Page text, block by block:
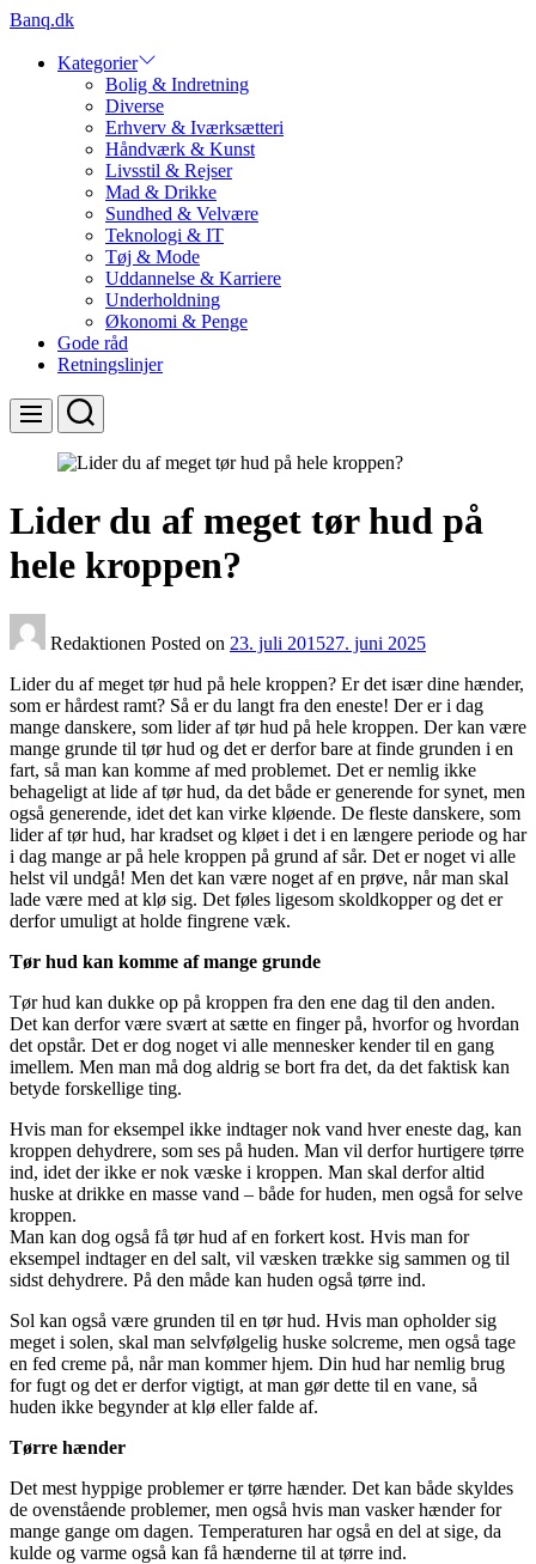
Skip
content
Banq.dk
Kategorier
Bolig & Indretning
Diverse
Erhverv & Iværksætteri
Håndværk & Kunst
Livsstil & Rejser
Mad & Drikke
Sundhed & Velvære
Teknologi & IT
Tøj & Mode
Uddannelse & Karriere
Underholdning
Økonomi & Penge
Gode råd
Retningslinjer
Menu Search
Lider du af meget tør hud på
hele kroppen?
Redaktionen Posted on 23. juli 201527. juni 2025
Lider du af meget tør hud på hele kroppen? Er det især dine hænder,
som er hårdest ramt? Så er du langt fra den eneste! Der er i dag
mange danskere, som lider af tør hud på hele kroppen. Der kan være
mange grunde til tør hud og det er derfor bare at finde grunden i en
fart, så man kan komme af med problemet. Det er nemlig ikke
behageligt at lide af tør hud, da det både er generende for synet, men
også generende, idet det kan virke kløende. De fleste danskere, som
lider af tør hud, har kradset og kløet i det i en længere periode og har
i dag mange ar på hele kroppen på grund af sår. Det er noget vi alle
helst vil undgå! Men det kan være noget af en prøve, når man skal
lade være med at klø sig. Det føles ligesom skoldkopper og det er
derfor umuligt at holde fingrene væk.
Tør hud kan komme af mange grunde
Tør hud kan dukke op på kroppen fra den ene dag til den anden.
Det kan derfor være svært at sætte en finger på, hvorfor og hvordan
det opstår. Det er dog noget vi alle mennesker kender til en gang
imellem. Men man må dog aldrig se bort fra det, da det faktisk kan
betyde forskellige ting.
Hvis man for eksempel ikke indtager nok vand hver eneste dag, kan
kroppen dehydrere, som ses på huden. Man vil derfor hurtigere tørre
ind, idet der ikke er nok væske i kroppen. Man skal derfor altid
huske at drikke en masse vand – både for huden, men også for selve
kroppen.
Man kan dog også få tør hud af en forkert kost. Hvis man for
eksempel indtager en del salt, vil væsken trække sig sammen og til
sidst dehydrere. På den måde kan huden også tørre ind.
Sol kan også være grunden til en tør hud. Hvis man opholder sig
meget i solen, skal man selvfølgelig huske solcreme, men også tage
en fed creme på, når man kommer hjem. Din hud har nemlig brug
for fugt og det er derfor vigtigt, at man gør dette til en vane, så
huden ikke begynder at klø eller falde af.
Tørre hænder
Det mest hyppige problemer er tørre hænder. Det kan både skyldes
de ovenstående problemer, men også hvis man vasker hænder for
mange gange om dagen. Temperaturen har også en del at sige, da
kulde og varme også kan få hænderne til at tørre ind.